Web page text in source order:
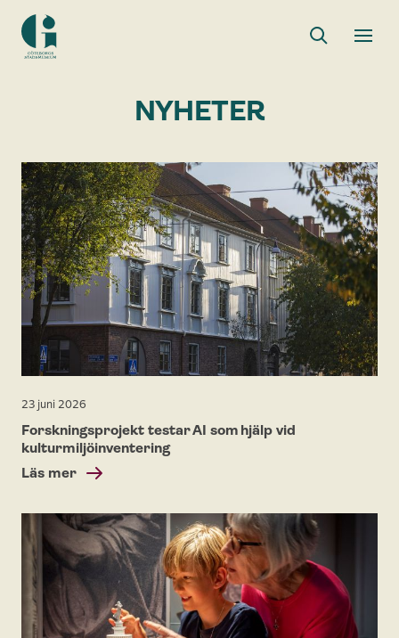
Göteborgs
Toggle
NYHETER
23 juni 2026
Forskningsprojekt testar AI som hjälp vid
kulturmiljöinventering
Läs mer